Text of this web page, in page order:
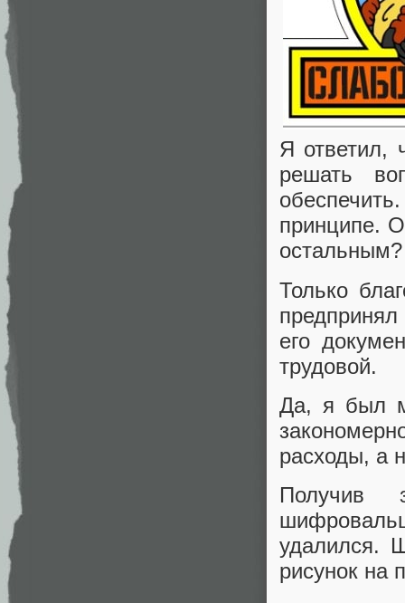
Я ответил,
решать
принципе.
остальным?
Только
его
трудовой.
Да, я был
расходы, а
Получив
удалился.
рисунок на